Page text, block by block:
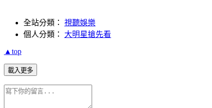
全站分類： 視聽娛樂
個人分類： 大明星搶先看
▲top
載入更多